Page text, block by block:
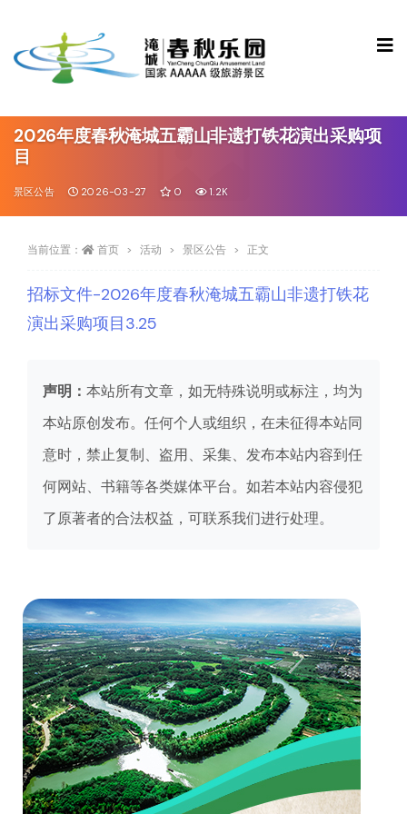
2026年度春秋淹城五霸山非遗打铁花演出采购项
目
景区公告 2026-03-27 0 1.2K
当前位置： 首页 活动 景区公告 正文
招标文件-2026年度春秋淹城五霸山非遗打铁花
演出采购项目3.25
声明： 本站所有文章，如无特殊说明或标注，均为
本站原创发布。任何个人或组织，在未征得本站同
意时，禁止复制、盗用、采集、发布本站内容到任
何网站、书籍等各类媒体平台。如若本站内容侵犯
了原著者的合法权益，可联系我们进行处理。